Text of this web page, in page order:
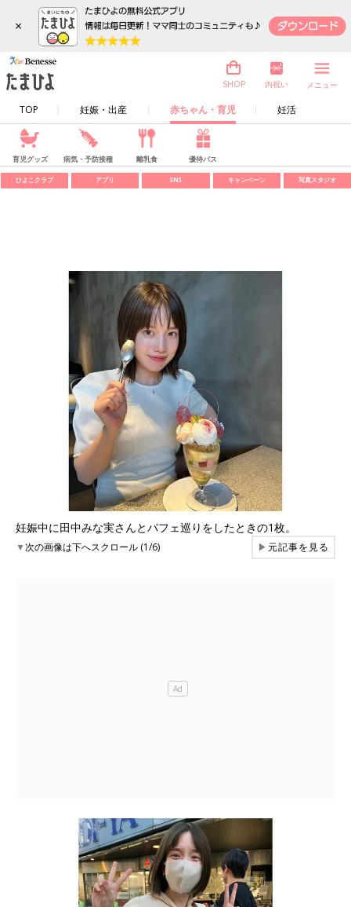
×
TOP 妊娠・出産 赤ちゃん・育児 妊活
SHOP 内祝い メニュー
育児グッズ 病気・予防接種 離乳食 優待パス
ひよこクラブ アプリ SNS キャンペーン 写真スタジオ
妊娠中に田中みな実さんとパフェ巡りをしたときの1枚。
▼次の画像は下へスクロール (1/6) ▶元記事を見る